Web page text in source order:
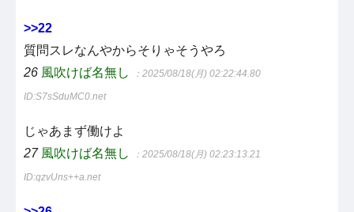
>>22
質問スレなんやからそりゃそうやろ
26 風吹けば名無し ：2025/08/18(月) 02:22:44.80
ID:S7sSduMC0.net
じゃあまず働けよ
27 風吹けば名無し ：2025/08/18(月) 02:23:13.21
ID:qzvUns++a.net